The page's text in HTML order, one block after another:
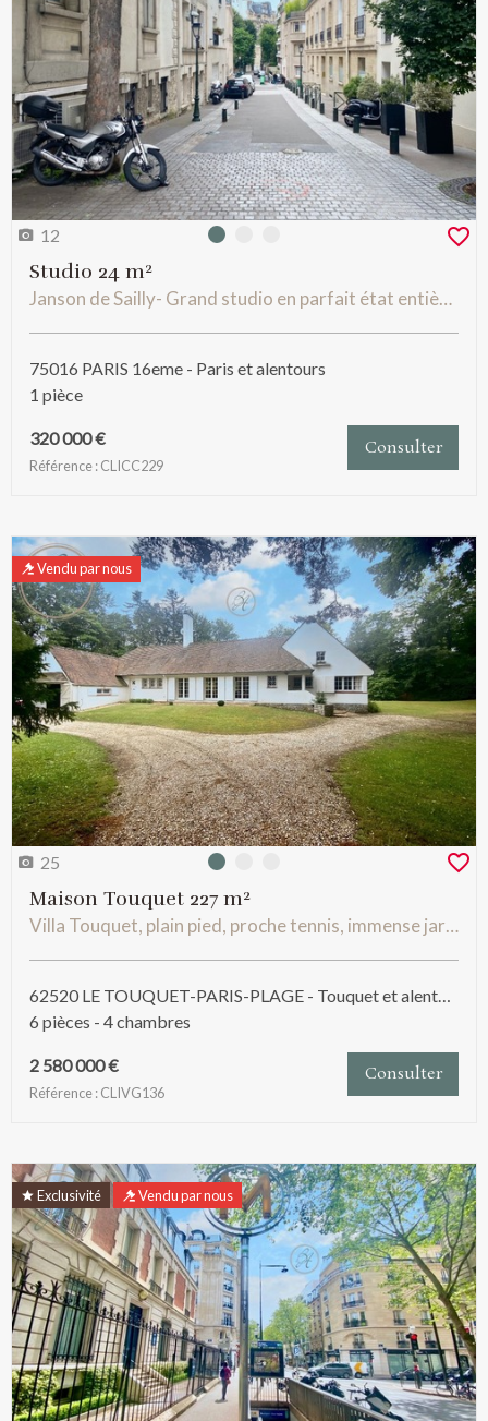
12 Photo 0
Studio 24 m²
Janson de Sailly- Grand studio en parfait état entièrement sur Jardin.
75016 PARIS 16eme - Paris et alentours
1 pièce
320 000 €
Référence : CLICC229
Consulter
Vendu par nous
25 Photo 0
Maison Touquet 227 m²
Villa Touquet, plain pied, proche tennis, immense jardin, 5 chambres, grand garage et combles aménageables
6 pièces - 4 chambres
2 580 000 €
Référence : CLIVG136
Consulter
Exclusivité Vendu par nous